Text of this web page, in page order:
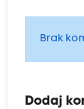
Brak
Dodaj